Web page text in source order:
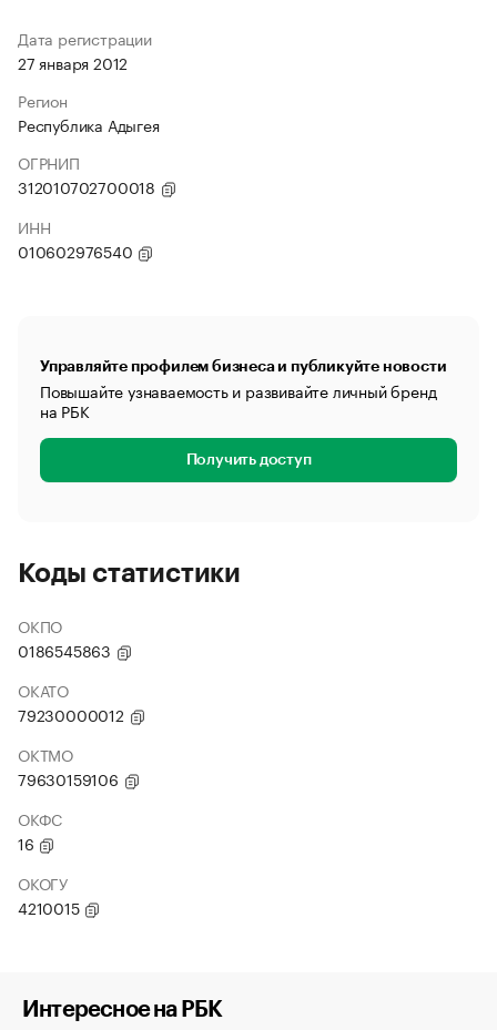
Дата регистрации
27 января 2012
Регион
Республика Адыгея
ОГРНИП
312010702700018
ИНН
010602976540
Управляйте профилем бизнеса и публикуйте новости
Повышайте узнаваемость и развивайте личный бренд
на РБК
Получить доступ
Коды статистики
ОКПО
0186545863
ОКАТО
79230000012
ОКТМО
79630159106
ОКФС
16
ОКОГУ
4210015
Интересное на РБК